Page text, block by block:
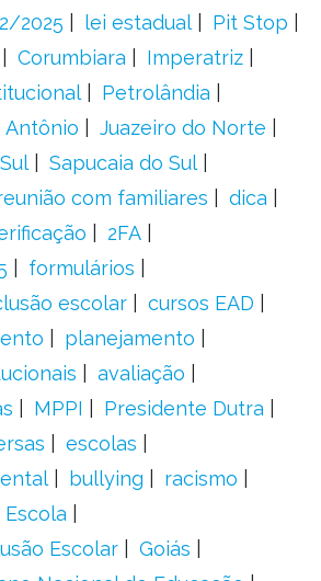
2025 lei estadual
Pit Stop
Corumbiara
Imperatriz
Petrolândia
Antônio
Juazeiro do Norte
Sapucaia do Sul
com familiares
dica
2FA
formulários
escolar
cursos EAD
planejamento
avaliação
MPPI
Presidente Dutra
escolas
bullying
racismo
Escola
Escolar
Goiás